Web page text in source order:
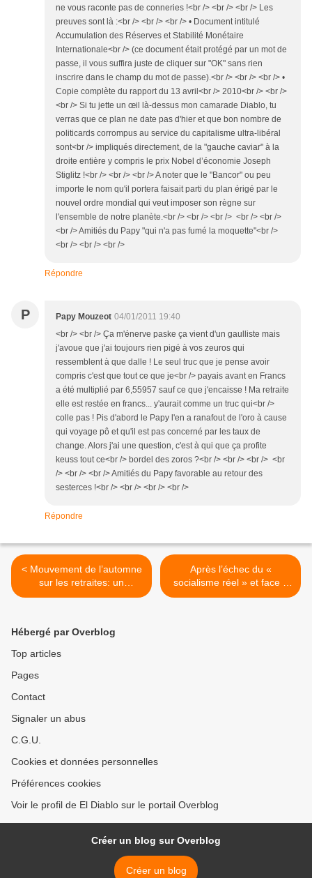
ne vous raconte pas de conneries !<br /> <br /> <br /> Les
preuves sont là :<br /> <br /> <br /> • Document intitulé
Accumulation des Réserves et Stabilité Monétaire
Internationale<br /> (ce document était protégé par un mot de
passe, il vous suffira juste de cliquer sur "OK" sans rien
inscrire dans le champ du mot de passe).<br /> <br /> <br /> •
Copie complète du rapport du 13 avril<br /> 2010<br /> <br />
<br /> Si tu jette un œil là-dessus mon camarade Diablo, tu
verras que ce plan ne date pas d'hier et que bon nombre de
politicards corrompus au service du capitalisme ultra-libéral
sont<br /> impliqués directement, de la "gauche caviar" à la
droite entière y compris le prix Nobel d’économie Joseph
Stiglitz !<br /> <br /> <br /> A noter que le "Bancor" ou peu
importe le nom qu'il portera faisait parti du plan érigé par le
nouvel ordre mondial qui veut imposer son règne sur
l'ensemble de notre planète.<br /> <br /> <br /> <br /> <br />
<br /> Amitiés du Papy "qui n'a pas fumé la moquette"<br />
<br /> <br /> <br />
Répondre
P Papy Mouzeot 04/01/2011 19:40
<br /> <br /> Ça m'énerve paske ça vient d'un gaulliste mais
j'avoue que j'ai toujours rien pigé à vos zeuros qui
ressemblent à que dalle ! Le seul truc que je pense avoir
compris c'est que tout ce que je<br /> payais avant en Francs
a été multiplié par 6,55957 sauf ce que j'encaisse ! Ma retraite
elle est restée en francs... y'aurait comme un truc qui<br />
colle pas ! Pis d'abord le Papy l'en a ranafout de l'oro à cause
qui voyage pô et qu'il est pas concerné par les taux de
change. Alors j'ai une question, c'est à qui que ça profite
keuss tout ce<br /> bordel des zoros ?<br /> <br /> <br /> <br
/> <br /> <br /> Amitiés du Papy favorable au retour des
sesterces !<br /> <br /> <br /> <br />
Répondre
< Mouvement de l’automne
sur les retraites: un
affrontement de classes
Après l’échec du «
socialisme réel » et face à
la crise du capitalisme,
Hébergé par Overblog
Top articles
Pages
Contact
Signaler un abus
C.G.U.
Cookies et données personnelles
Préférences cookies
Voir le profil de El Diablo sur le portail Overblog
Créer un blog sur Overblog
Créer un blog